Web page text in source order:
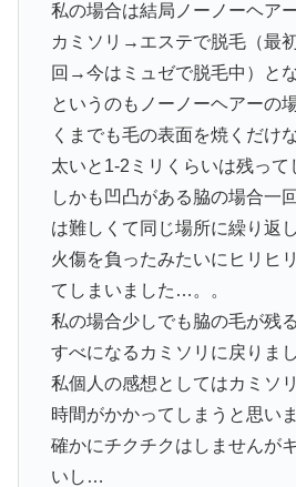
私の場合は結局ノーノーヘア
カミソリ→エステで脱毛（最
回→今はミュゼで脱毛中）と
というのもノーノーヘアーの
くまでも毛の表面を焼くだけ
太いと1-2ミリくらいは残って
しかも凹凸がある脇の場合一
は難しくて同じ場所に繰り返
火傷を負ったみたいにヒリヒ
てしまいました…。。
私の場合少しでも脇の毛が残
すべになるカミソリに戻りまし
私個人の感想としてはカミソ
時間がかかってしまうと思いま
確かにチクチクはしませんが
いし…